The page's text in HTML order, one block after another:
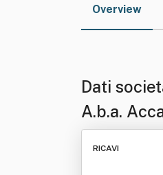
Overview
Dati
A.b.a.
Basket
RICAVI